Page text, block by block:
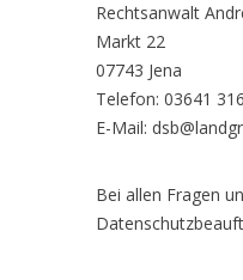
Rechtsanwalt
Markt 22
07743 Jena
Telefon: 03641
E-Mail:
Bei allen Fragen